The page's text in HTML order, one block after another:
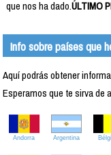
que nos ha dado.ÚLTIMO
Info sobre países que
Aquí podrás obtener
Esperamos que te sirva de
Andorra Argentina